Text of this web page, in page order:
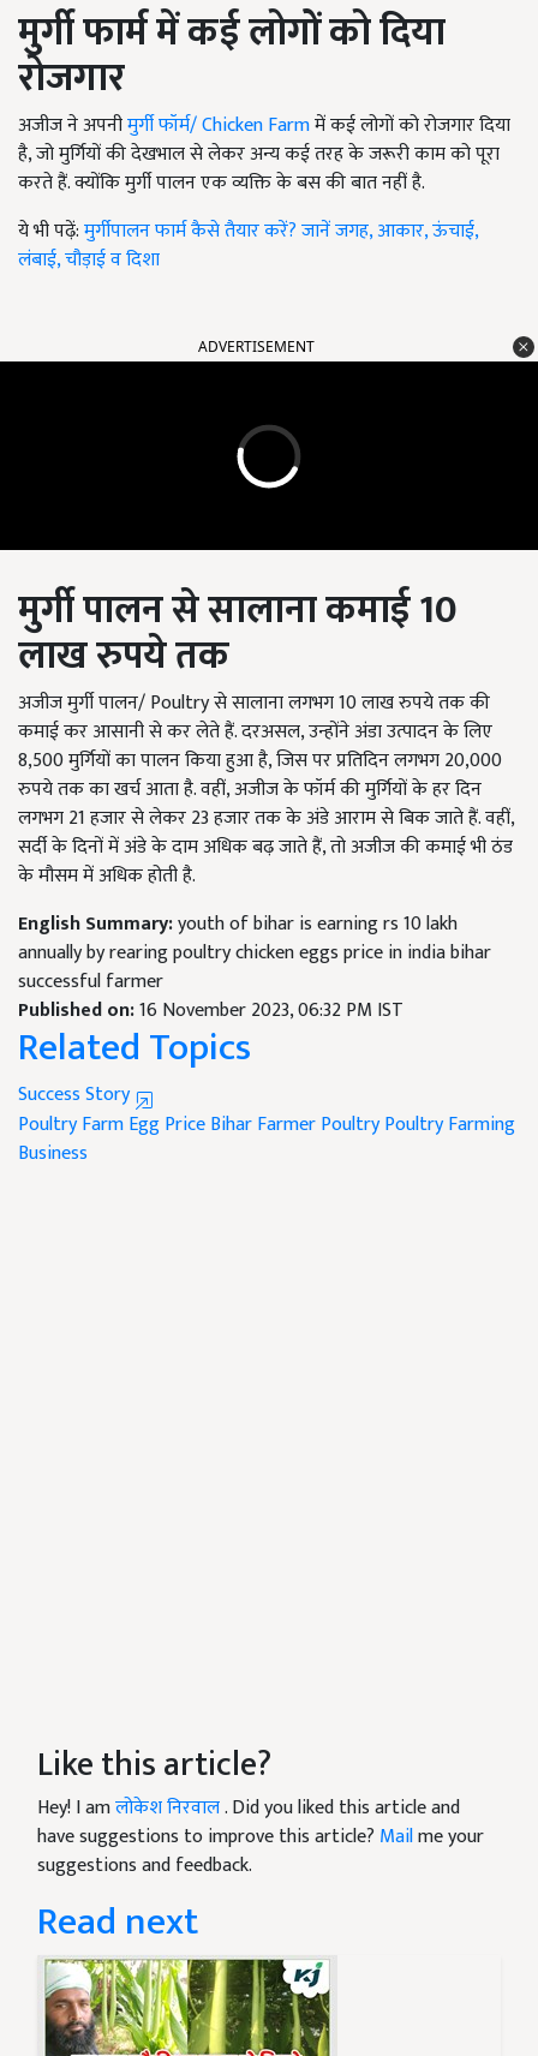
मुर्गी फार्म में कई लोगों को दिया
रोजगार
अजीज ने अपनीमुर्गी फॉर्म/ Chicken Farmमें कई लोगों को रोजगार दिया
है, जो मुर्गियों की देखभाल से लेकर अन्य कई तरह के जरूरी काम को पूरा
करते हैं. क्योंकि मुर्गी पालन एक व्यक्ति के बस की बात नहीं है.
ये भी पढ़ें:मुर्गीपालन फार्म कैसे तैयार करें? जानें जगह, आकार, ऊंचाई,
लंबाई, चौड़ाई व दिशा
ADVERTISEMENT
मुर्गी पालन से सालाना कमाई10
लाख रुपये तक
अजीज मुर्गी पालन/ Poultryसे सालाना लगभग10 लाख रुपये तक की
कमाई कर आसानी से कर लेते हैं. दरअसल, उन्होंने अंडा उत्पादन के लिए
8,500 मुर्गियों का पालन किया हुआ है, जिस पर प्रतिदिन लगभग 20,000
रुपये तक का खर्च आता है. वहीं, अजीज के फॉर्म की मुर्गियों के हर दिन
लगभग 21 हजार से लेकर 23 हजार तक के अंडे आराम से बिक जाते हैं. वहीं,
सर्दी के दिनों में अंडे के दाम अधिक बढ़ जाते हैं, तो अजीज की कमाई भी ठंड
के मौसम में अधिक होती है.
English Summary:youth of bihar is earning rs 10 lakh
annually by rearing poultry chicken eggs price in india bihar
successful farmer
Published on:16 November 2023, 06:32 PM IST
Related Topics
Success Story
Poultry FarmEgg PriceBihar FarmerPoultryPoultry Farming
Business
Like this article?
Hey! I amलोकेश निरवाल. Did you liked this article and
have suggestions to improve this article? Mailme your
suggestions and feedback.
Read next